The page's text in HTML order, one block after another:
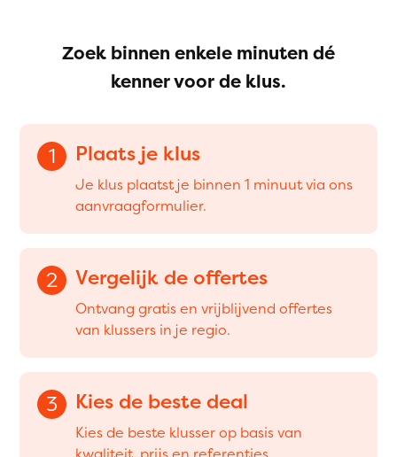
Zoek binnen enkele minuten dé
kenner voor de klus.
1 Plaats je klus
Je klus plaatst je binnen 1 minuut via ons
aanvraagformulier.
2 Vergelijk de offertes
Ontvang gratis en vrijblijvend offertes
van klussers in je regio.
3 Kies de beste deal
Kies de beste klusser op basis van